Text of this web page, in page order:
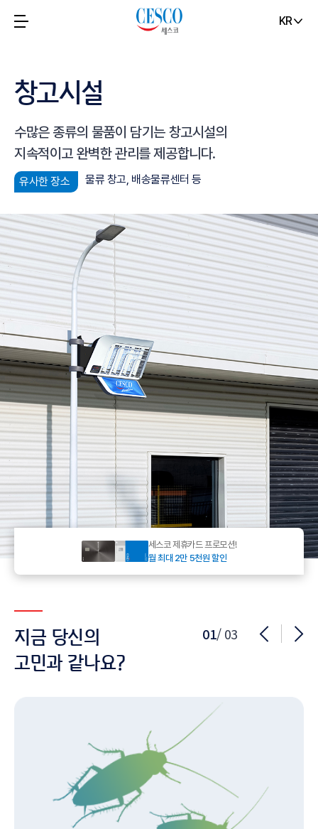
KR
창고시설
수많은 종류의 물품이 담기는 창고시설의
지속적이고 완벽한 관리를 제공합니다.
유사한 장소 물류 창고, 배송물류센터 등
세스코 제휴카드 프로모션!
월 최대 2만 5천원 할인
지금 당신의
고민과 같나요?
01/ 03